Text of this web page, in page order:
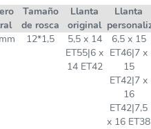
Tamaño
de rosca
Llanta
original
Llanta
12*1,5
5,5 x 14
ET55|6 x
14 ET42
6,5 x 15
ET46|7 x
15
ET42|7 x
16
ET42|7,5
x 16 ET38